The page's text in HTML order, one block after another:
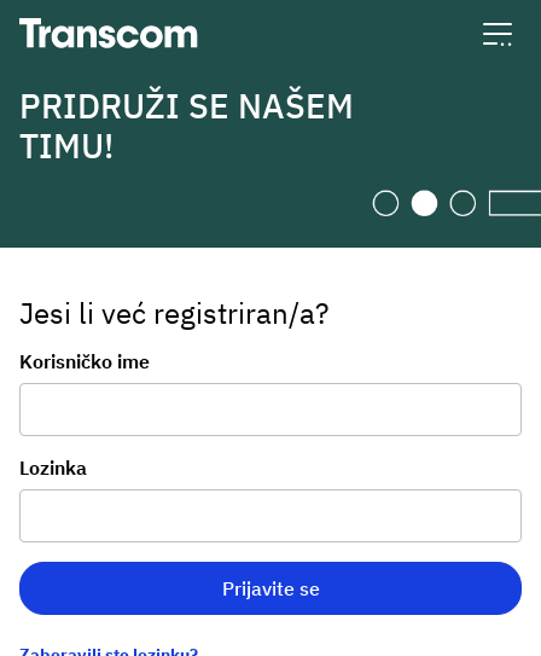
Transcom
PRIDRUŽI SE NAŠEM
TIMU!
Jesi li već registriran/a?
Prijava
Korisničko ime
Lozinka
Prijavite se